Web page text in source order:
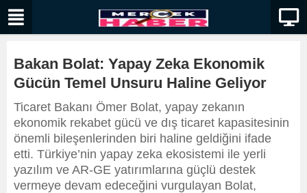
Bakan Bolat: Yapay Zeka Ekonomik
Gücün Temel Unsuru Haline Geliyor
Ticaret Bakanı Ömer Bolat, yapay zekanın
ekonomik rekabet gücü ve dış ticaret kapasitesinin
önemli bileşenlerinden biri haline geldiğini ifade
etti. Türkiye’nin yapay zeka ekosistemi ile yerli
yazılım ve AR-GE yatırımlarına güçlü destek
vermeye devam edeceğini vurgulayan Bolat,